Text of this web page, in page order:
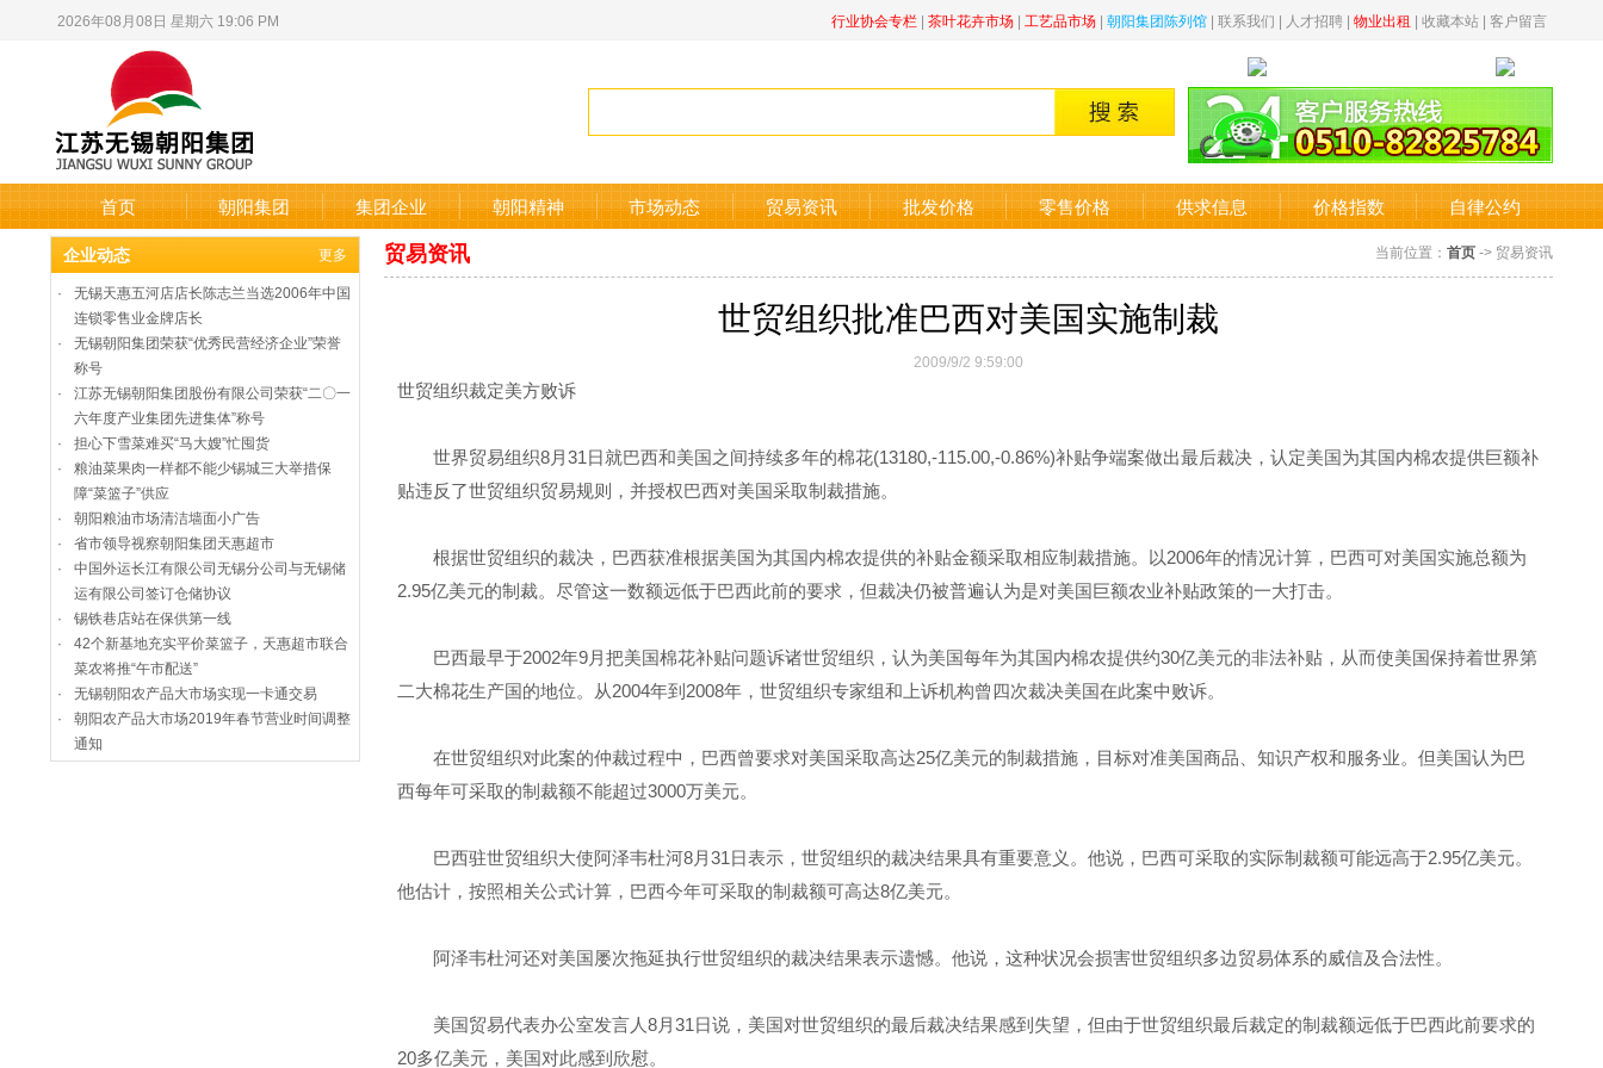
2026年08月08日 星期六 19:06 PM 行业协会专栏 | 茶叶花卉市场 | 工艺品市场 | 朝阳集团陈列馆 | 联系我们 | 人才招聘 | 物业出租 | 收藏本站 | 客户留言
首页 朝阳集团 集团企业 朝阳精神 市场动态 贸易资讯 批发价格 零售价格 供求信息 价格指数 自律公约
企业动态
更多
·
无锡天惠五河店店长陈志兰当选2006年中国
连锁零售业金牌店长
·
无锡朝阳集团荣获“优秀民营经济企业”荣誉
称号
·
江苏无锡朝阳集团股份有限公司荣获“二〇一
六年度产业集团先进集体”称号
·
担心下雪菜难买“马大嫂”忙囤货
·
粮油菜果肉一样都不能少锡城三大举措保
障“菜篮子”供应
·
朝阳粮油市场清洁墙面小广告
·
省市领导视察朝阳集团天惠超市
·
中国外运长江有限公司无锡分公司与无锡储
运有限公司签订仓储协议
·
锡铁巷店站在保供第一线
·
42个新基地充实平价菜篮子，天惠超市联合
菜农将推“午市配送”
·
无锡朝阳农产品大市场实现一卡通交易
·
朝阳农产品大市场2019年春节营业时间调整
通知
贸易资讯 当前位置： 首页-> 贸易资讯
世贸组织批准巴西对美国实施制裁
2009/9/2 9:59:00
世贸组织裁定美方败诉
世界贸易组织8月31日就巴西和美国之间持续多年的棉花(13180,-115.00,-0.86%)补贴争端案做出最后裁决，认定美国为其国内棉农提供巨额补
贴违反了世贸组织贸易规则，并授权巴西对美国采取制裁措施。
根据世贸组织的裁决，巴西获准根据美国为其国内棉农提供的补贴金额采取相应制裁措施。以2006年的情况计算，巴西可对美国实施总额为
2.95亿美元的制裁。尽管这一数额远低于巴西此前的要求，但裁决仍被普遍认为是对美国巨额农业补贴政策的一大打击。
巴西最早于2002年9月把美国棉花补贴问题诉诸世贸组织，认为美国每年为其国内棉农提供约30亿美元的非法补贴，从而使美国保持着世界第
二大棉花生产国的地位。从2004年到2008年，世贸组织专家组和上诉机构曾四次裁决美国在此案中败诉。
在世贸组织对此案的仲裁过程中，巴西曾要求对美国采取高达25亿美元的制裁措施，目标对准美国商品、知识产权和服务业。但美国认为巴
西每年可采取的制裁额不能超过3000万美元。
巴西驻世贸组织大使阿泽韦杜河8月31日表示，世贸组织的裁决结果具有重要意义。他说，巴西可采取的实际制裁额可能远高于2.95亿美元。
他估计，按照相关公式计算，巴西今年可采取的制裁额可高达8亿美元。
阿泽韦杜河还对美国屡次拖延执行世贸组织的裁决结果表示遗憾。他说，这种状况会损害世贸组织多边贸易体系的威信及合法性。
美国贸易代表办公室发言人8月31日说，美国对世贸组织的最后裁决结果感到失望，但由于世贸组织最后裁定的制裁额远低于巴西此前要求的
20多亿美元，美国对此感到欣慰。